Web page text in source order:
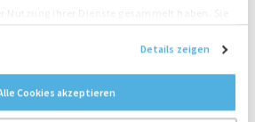
Details zeigen
Cookies akzeptieren
Hauptsitz kaufen,
in jeder Konfiguration und
der Installation der Anlagen zum